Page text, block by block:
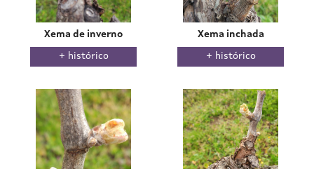
Xema de inverno
histórico
Xema inchada
histórico